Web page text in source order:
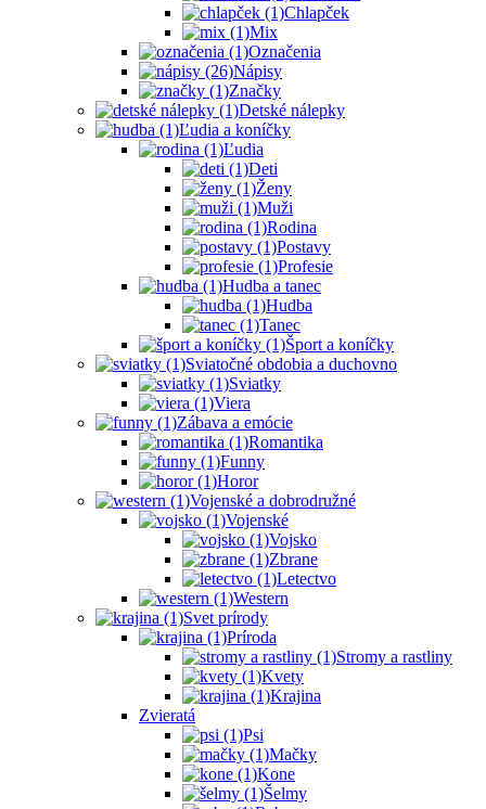
Chlapček
Mix
Označenia
Nápisy
Značky
Detské nálepky
Ľudia a koníčky
Ľudia
Deti
Ženy
Muži
Rodina
Postavy
Profesie
Hudba a tanec
Hudba
Tanec
Šport a koníčky
Sviatočné obdobia a duchovno
Sviatky
Viera
Zábava a emócie
Romantika
Funny
Horor
Vojenské a dobrodružné
Vojenské
Vojsko
Zbrane
Letectvo
Western
Svet prírody
Príroda
Stromy a rastliny
Kvety
Krajina
Zvieratá
Psi
Mačky
Kone
Šelmy